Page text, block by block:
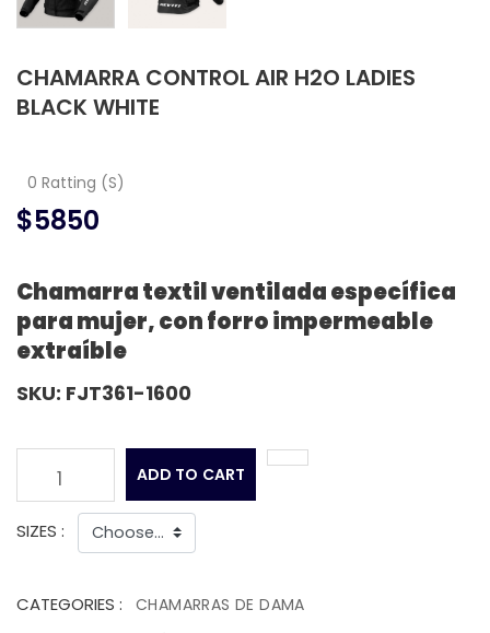
CHAMARRA CONTROL AIR H2O LADIES
BLACK WHITE
0 Ratting (S)
$5850
Chamarra textil ventilada específica
para mujer, con forro impermeable
extraíble
SKU: FJT361-1600
1 ADD TO CART
SIZES :
CATEGORIES : CHAMARRAS DE DAMA